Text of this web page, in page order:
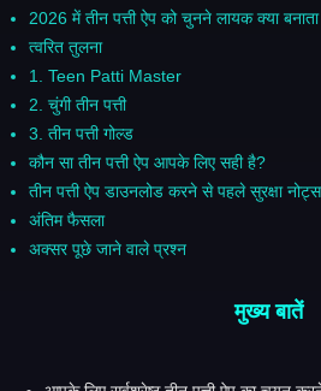
2026 में तीन पत्ती ऐप को चुनने लायक क्या
त्वरित तुलना
1. Teen Patti Master
2. चुंगी तीन पत्ती
3. तीन पत्ती गोल्ड
कौन सा तीन पत्ती ऐप आपके लिए सही है?
तीन पत्ती ऐप डाउनलोड करने से पहले सुरक्षा नोट्स
अंतिम फैसला
अक्सर पूछे जाने वाले प्रश्न
मुख्य बातें